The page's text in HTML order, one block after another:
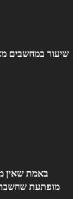
שיעור במחשבים
באמת שאין